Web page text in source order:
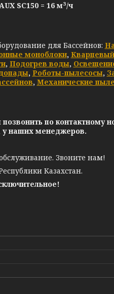
SС150 = 16 м³/ч
для Бассейнов:
моноблоки,
, Подогрев воды,
, Роботы-пылесосы,
, Механические
по контактному
у наших менеджеров.
Звоните нам!
Казахстан.